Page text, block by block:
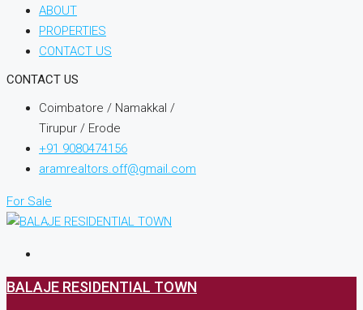
ABOUT
PROPERTIES
CONTACT US
CONTACT US
Coimbatore / Namakkal /
Tirupur / Erode
+91 9080474156
aramrealtors.off@gmail.com
For Sale
BALAJE RESIDENTIAL TOWN